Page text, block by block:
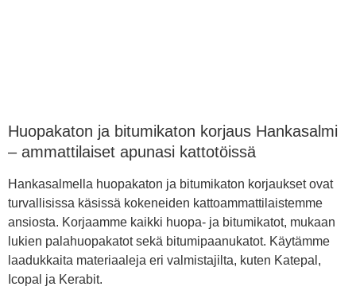
Huopakaton ja bitumikaton korjaus Hankasalmi
– ammattilaiset apunasi kattotöissä
Hankasalmella huopakaton ja bitumikaton korjaukset ovat
turvallisissa käsissä kokeneiden kattoammattilaistemme
ansiosta. Korjaamme kaikki huopa- ja bitumikatot, mukaan
lukien palahuopakatot sekä bitumipaanukatot. Käytämme
laadukkaita materiaaleja eri valmistajilta, kuten Katepal,
Icopal ja Kerabit.